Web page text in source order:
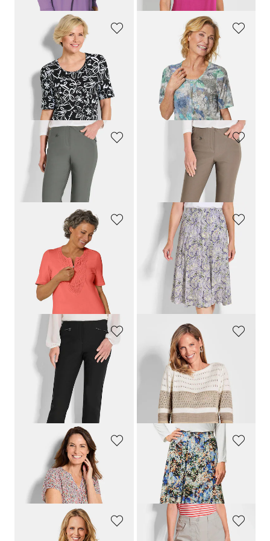
GOLDNER
Jersey shirt met bloemenmotief
39,95 €59,95 €
Fascinerend shirt met etskant
44,95 €69,95 €
Laagste prijs van de afgelopen 30
dagen**: 69,95 € (-35%)
GOLDNER
Smalle bengaline broek
LOUISA
109,95 €
+ 2
Smalle bengaline broek LOUISA
Shirt met ronde hals en gehaakt kant
59,95 €
+ 1
Laagste prijs van de afgelopen 30
dagen**: 49,95 €
GOLDNER
Zwierig wijde banenrok van jersey
119,95 €
Laagste prijs van de afgelopen 30
dagen**: 119,95 € (-41%)
Smalle bengaline broek
LOUISA
109,95 €
GOLDNER
Tricot pullover met blokstrepen
99,95 €
Laagste prijs van de afgelopen 30
dagen**: 69,95 € (-21%)
GOLDNER
Jersey shirt met millefleursprint
54,95 €79,95 €
GOLDNER